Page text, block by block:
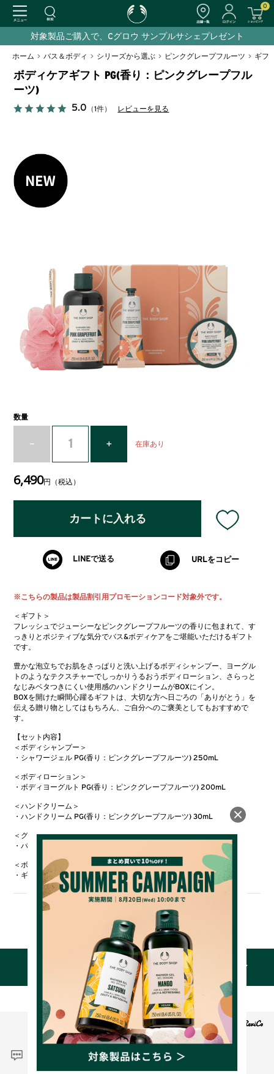
0
対象製品ご購入で、Cグロウ サンプルサシェプレゼント
ホーム > バス＆ボディ > シリーズから選ぶ > ピンクグレープフルーツ > ギフ
ボディケアギフト PG(香り：ピンクグレープフル
ーツ)
5.0 （1件） レビューを見る
数量
在庫あり
6,490円（税込）
カートに入れる
LINEで送る URLをコピー
※こちらの製品は製品割引用プロモーションコード対象外です。
＜ギフト＞
フレッシュでジューシーなピンクグレープフルーツの香りに包まれて、す
っきりとポジティブな気分でバス&ボディケアをご堪能いただけるギフト
です。
豊かな泡立ちでお肌をさっぱりと洗い上げるボディシャンプー、ヨーグル
トのようなテクスチャーでしっかりうるおうボディローション、さらっと
なじみベタつきにくい使用感のハンドクリームがBOXにイン。
BOXを開けた瞬間心躍るギフトは、大切な方へ日ごろの「ありがとう」を
伝える贈り物としてはもちろん、ご自分へのご褒美としてもおすすめで
す。
【セット内容】​
＜ボディシャンプー＞​
・シャワージェル PG(香り：ピンクグレープフルーツ) 250mL
＜ボディローション＞​
・ボディヨーグルト PG(香り：ピンクグレープフルーツ) 200mL
＜ハンドクリーム＞​
・ハンドクリーム PG(香り：ピンクグレープフルーツ) 30mL
＜グッズ＞​
・バスリリー ミニ
＜ボックス＞​
・ギフトボックス サイズ（約）：たて14.5xよこ21.3x幅7.4cm
TOPICS
成分